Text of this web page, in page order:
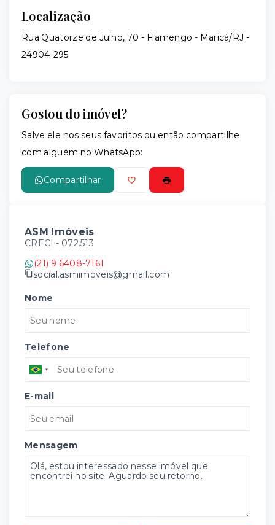
Localização
Rua Quatorze de Julho, 70 - Flamengo - Maricá/RJ -
24904-295
Gostou do imóvel?
Salve ele nos seus favoritos ou então compartilhe
com alguém no WhatsApp:
Compartilhar
ASM Imóveis
CRECI - 072.513
(21) 9 6408-7161
social.asmimoveis@gmail.com
Nome
Telefone
E-mail
Mensagem